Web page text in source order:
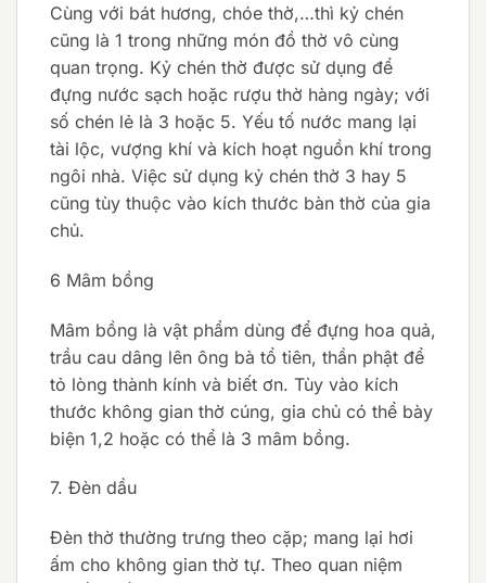
Cùng với bát hương, chóe thờ,…thì kỷ chén
cũng là 1 trong những món đồ thờ vô cùng
quan trọng. Kỷ chén thờ được sử dụng để
đựng nước sạch hoặc rượu thờ hàng ngày; với
số chén lẻ là 3 hoặc 5. Yếu tố nước mang lại
tài lộc, vượng khí và kích hoạt nguồn khí trong
ngôi nhà. Việc sử dụng kỷ chén thờ 3 hay 5
cũng tùy thuộc vào kích thước bàn thờ của gia
chủ.
6 Mâm bồng
Mâm bồng là vật phẩm dùng để đựng hoa quả,
trầu cau dâng lên ông bà tổ tiên, thần phật để
tỏ lòng thành kính và biết ơn. Tùy vào kích
thước không gian thờ cúng, gia chủ có thể bày
biện 1,2 hoặc có thể là 3 mâm bồng.
7. Đèn dầu
Đèn thờ thường trưng theo cặp; mang lại hơi
ấm cho không gian thờ tự. Theo quan niệm